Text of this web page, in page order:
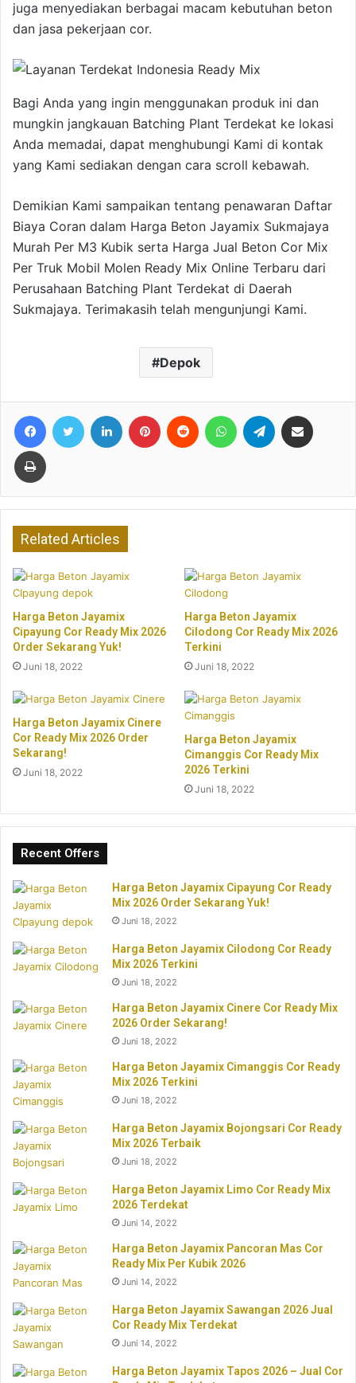
juga menyediakan berbagai macam kebutuhan beton
dan jasa pekerjaan cor.
Bagi Anda yang ingin menggunakan produk ini dan
mungkin jangkauan Batching Plant Terdekat ke lokasi
Anda memadai, dapat menghubungi Kami di kontak
yang Kami sediakan dengan cara scroll kebawah.
Demikian Kami sampaikan tentang penawaran Daftar
Biaya Coran dalam Harga Beton Jayamix Sukmajaya
Murah Per M3 Kubik serta Harga Jual Beton Cor Mix
Per Truk Mobil Molen Ready Mix Online Terbaru dari
Perusahaan Batching Plant Terdekat di Daerah
Sukmajaya. Terimakasih telah mengunjungi Kami.
Depok
FacebookTwitter LinkedIn Pinterest Reddit WhatsAppTelegram
Print
Related Articles
Harga Beton Jayamix
Cipayung Cor Ready Mix 2026
Order Sekarang Yuk!
Juni 18, 2022
Harga Beton Jayamix
Cilodong Cor Ready Mix 2026
Terkini
Juni 18, 2022
Harga Beton Jayamix Cinere
Cor Ready Mix 2026 Order
Sekarang!
Juni 18, 2022
Harga Beton Jayamix
Cimanggis Cor Ready Mix
2026 Terkini
Juni 18, 2022
Recent Offers
Harga Beton Jayamix Cipayung Cor Ready
Mix 2026 Order Sekarang Yuk!
Juni 18, 2022
Harga Beton Jayamix Cilodong Cor Ready
Mix 2026 Terkini
Juni 18, 2022
Harga Beton Jayamix Cinere Cor Ready Mix
2026 Order Sekarang!
Juni 18, 2022
Harga Beton Jayamix Cimanggis Cor Ready
Mix 2026 Terkini
Juni 18, 2022
Harga Beton Jayamix Bojongsari Cor Ready
Mix 2026 Terbaik
Juni 18, 2022
Harga Beton Jayamix Limo Cor Ready Mix
2026 Terdekat
Juni 14, 2022
Harga Beton Jayamix Pancoran Mas Cor
Ready Mix Per Kubik 2026
Juni 14, 2022
Harga Beton Jayamix Sawangan 2026 Jual
Cor Ready Mix Terdekat
Juni 14, 2022
Harga Beton Jayamix Tapos 2026 – Jual Cor